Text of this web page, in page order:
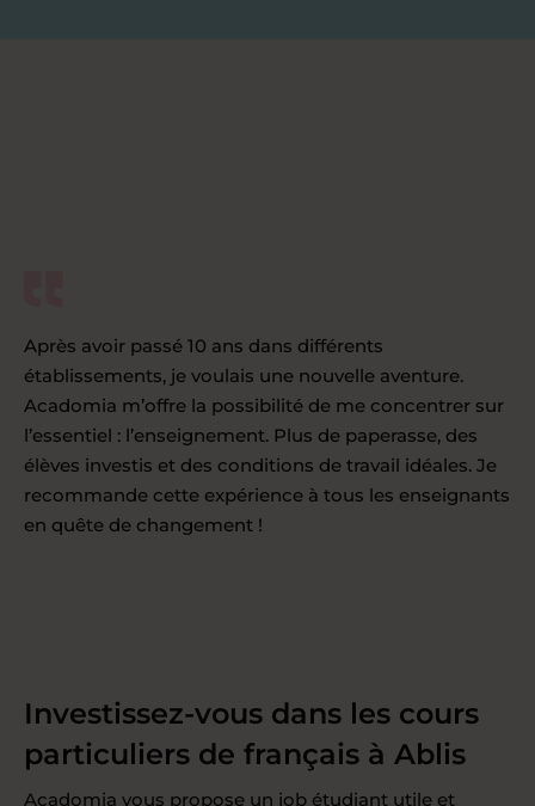
Après avoir passé 10 ans dans différents
établissements, je voulais une nouvelle aventure.
Acadomia m’offre la possibilité de me concentrer sur
l’essentiel : l’enseignement. Plus de paperasse, des
élèves investis et des conditions de travail idéales. Je
recommande cette expérience à tous les enseignants
en quête de changement !
Investissez-vous dans les cours
particuliers de français à Ablis
Acadomia vous propose un job étudiant utile et